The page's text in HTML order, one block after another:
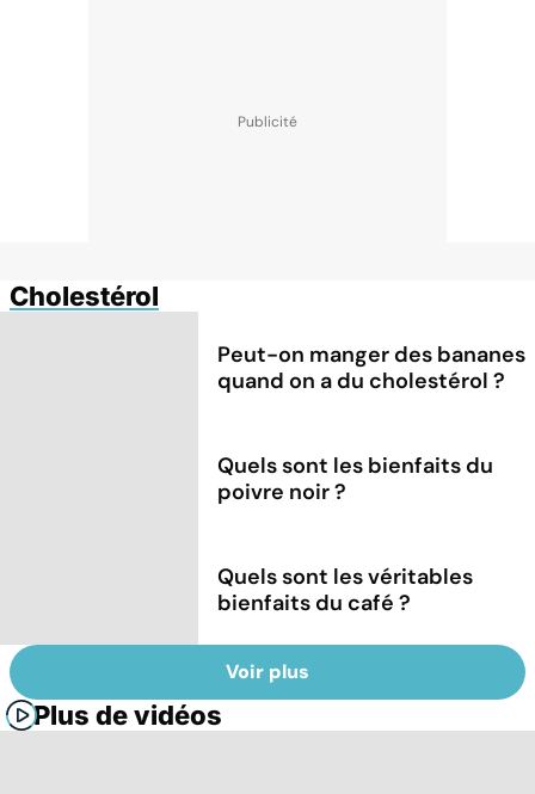
Cholestérol
Peut-on manger des bananes
quand on a du cholestérol ?
Quels sont les bienfaits du
poivre noir ?
Quels sont les véritables
bienfaits du café ?
Voir plus
Plus de vidéos